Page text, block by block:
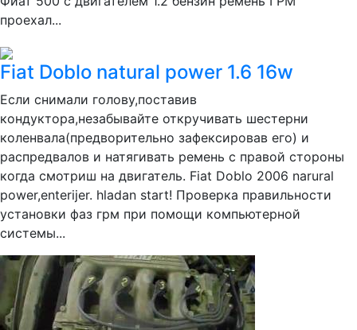
проехал...
Fiat Doblo natural power 1.6 16w
Если снимали голову,поставив
кондуктора,незабывайте откручивать шестерни
коленвала(предворительно зафексировав его) и
распредвалов и натягивать ремень с правой стороны
когда смотриш на двигатель. Fiat Doblo 2006 narural
power,enterijer. hladan start! Проверка правильности
установки фаз грм при помощи компьютерной
системы...